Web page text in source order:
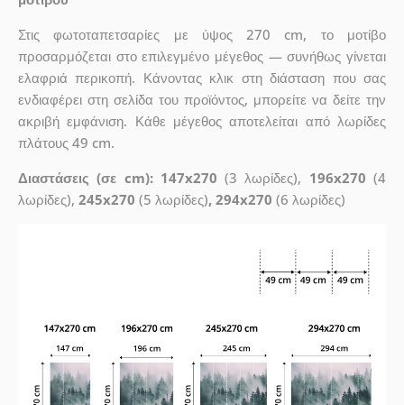
Στις φωτοταπετσαρίες με ύψος 270 cm, το μοτίβο
προσαρμόζεται στο επιλεγμένο μέγεθος — συνήθως γίνεται
ελαφριά περικοπή. Κάνοντας κλικ στη διάσταση που σας
ενδιαφέρει στη σελίδα του προϊόντος, μπορείτε να δείτε την
ακριβή εμφάνιση. Κάθε μέγεθος αποτελείται από λωρίδες
πλάτους 49 cm.
Διαστάσεις (σε cm): 147x270 (3 λωρίδες), 196x270 (4
λωρίδες), 245x270 (5 λωρίδες), 294x270 (6 λωρίδες)